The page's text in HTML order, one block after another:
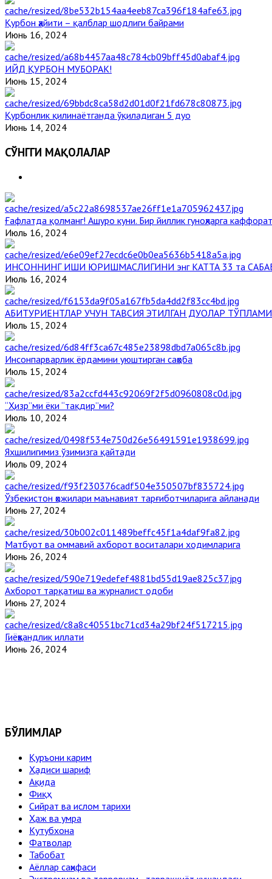
Қурбон ҳайити – қалблар шодлиги байрами
Июнь 16, 2024
ИЙД ҚУРБОН МУБОРАК!
Июнь 15, 2024
Қурбонлик қилинаётганда ўқиладиган 5 дуо
Июнь 14, 2024
СЎНГГИ МАҚОЛАЛАР
Ғафлатда қолманг! Ашуро куни. Бир йиллик гуноҳларга
Июль 16, 2024
ИНСОННИНГ ИШИ ЮРИШМАСЛИГИНИ энг КАТТА 33 та
Июль 16, 2024
АБИТУРИЕНТЛАР УЧУН ТАВСИЯ ЭТИЛГАН ДУОЛАР ТЎПЛАМИ
Июль 15, 2024
Инсонпарварлик ёрдамини уюштирган саҳоба
Июль 15, 2024
“Ҳизр”ми ёки “тақдир”ми?
Июль 10, 2024
Яхшилигимиз ўзимизга қайтади
Июль 09, 2024
Ўзбекистон ҳожилари маънавият тарғиботчиларига айланади
Июнь 27, 2024
Матбуот ва оммавий ахборот воситалари ходимларига
Июнь 26, 2024
Ахборот тарқатиш ва журналист одоби
Июнь 27, 2024
Гиёҳвандлик иллати
Июнь 26, 2024
БЎЛИМЛАР
Қуръони карим
Ҳадиси шариф
Ақида
Фиқҳ
Сийрат ва ислом тарихи
Ҳаж ва умра
Кутубхона
Фатволар
Табобат
Аёллар саҳифаси